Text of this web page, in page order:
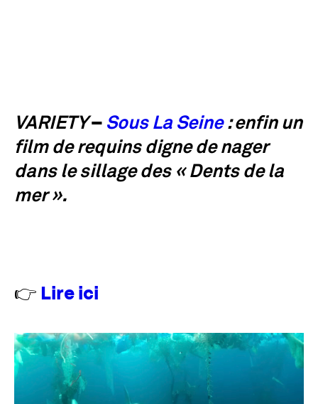
VARIETY– Sous La Seine: enfin un
film de requins digne de nager
dans le sillage des « Dents de la
mer ».
👉 Lire ici